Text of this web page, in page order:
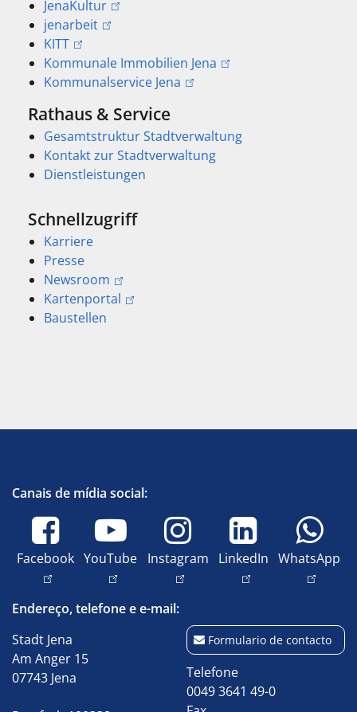
JenaKultur
jenarbeit
KITT
Kommunale Immobilien Jena
Kommunalservice Jena
Rathaus & Service
Gesamtstruktur Stadtverwaltung
Kontakt zur Stadtverwaltung
Dienstleistungen
Schnellzugriff
Karriere
Presse
Newsroom
Kartenportal
Baustellen
Canais de mídia social:
Facebook YouTube Instagram LinkedIn WhatsApp
Endereço, telefone e e-mail:
Stadt Jena
Am Anger 15
07743 Jena
Formulario de contacto
Telefone
0049 3641 49-0